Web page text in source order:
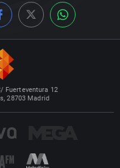
Fuerteventura 12
28703 Madrid